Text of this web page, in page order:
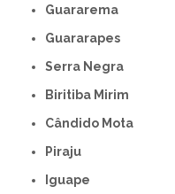
Guararema
Guararapes
Serra Negra
Biritiba Mirim
Cândido Mota
Piraju
Iguape